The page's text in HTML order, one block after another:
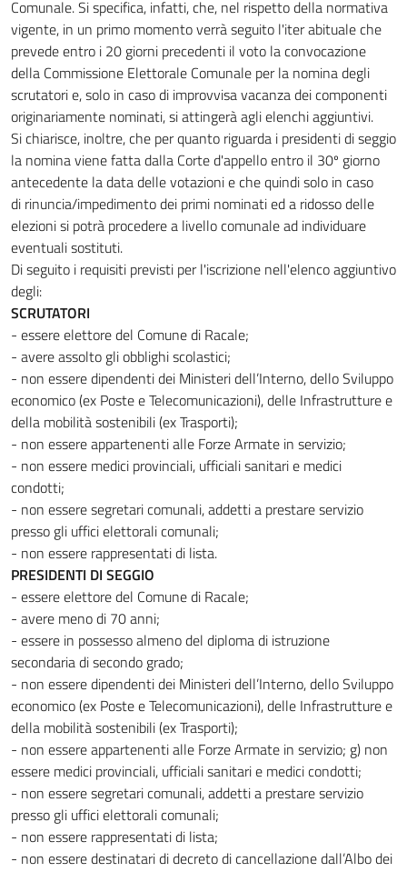
Comunale. Si specifica, infatti, che, nel rispetto della normativa
vigente, in un primo momento verrà seguito l'iter abituale che
prevede entro i 20 giorni precedenti il voto la convocazione
della Commissione Elettorale Comunale per la nomina degli
scrutatori e, solo in caso di improvvisa vacanza dei componenti
originariamente nominati, si attingerà agli elenchi aggiuntivi.
Si chiarisce, inoltre, che per quanto riguarda i presidenti di seggio
la nomina viene fatta dalla Corte d'appello entro il 30º giorno
antecedente la data delle votazioni e che quindi solo in caso
di rinuncia/impedimento dei primi nominati ed a ridosso delle
elezioni si potrà procedere a livello comunale ad individuare
eventuali sostituti.
Di seguito i requisiti previsti per l'iscrizione nell'elenco aggiuntivo
degli:
SCRUTATORI
- essere elettore del Comune di Racale;
- avere assolto gli obblighi scolastici;
- non essere dipendenti dei Ministeri dell’Interno, dello Sviluppo
economico (ex Poste e Telecomunicazioni), delle Infrastrutture e
della mobilità sostenibili (ex Trasporti);
- non essere appartenenti alle Forze Armate in servizio;
- non essere medici provinciali, ufficiali sanitari e medici
condotti;
- non essere segretari comunali, addetti a prestare servizio
presso gli uffici elettorali comunali;
- non essere rappresentati di lista.
PRESIDENTI DI SEGGIO
- essere elettore del Comune di Racale;
- avere meno di 70 anni;
- essere in possesso almeno del diploma di istruzione
secondaria di secondo grado;
- non essere dipendenti dei Ministeri dell’Interno, dello Sviluppo
economico (ex Poste e Telecomunicazioni), delle Infrastrutture e
della mobilità sostenibili (ex Trasporti);
- non essere appartenenti alle Forze Armate in servizio; g) non
essere medici provinciali, ufficiali sanitari e medici condotti;
- non essere segretari comunali, addetti a prestare servizio
presso gli uffici elettorali comunali;
- non essere rappresentati di lista;
- non essere destinatari di decreto di cancellazione dall’Albo dei